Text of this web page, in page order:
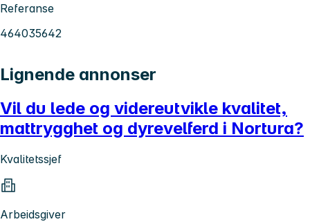
Referanse
464035642
Lignende annonser
Vil du lede og videreutvikle kvalitet,
mattrygghet og dyrevelferd i Nortura?
Kvalitetssjef
Arbeidsgiver